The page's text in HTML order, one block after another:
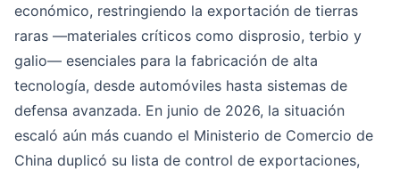
económico, restringiendo la exportación de tierras
raras —materiales críticos como disprosio, terbio y
galio— esenciales para la fabricación de alta
tecnología, desde automóviles hasta sistemas de
defensa avanzada. En junio de 2026, la situación
escaló aún más cuando el Ministerio de Comercio de
China duplicó su lista de control de exportaciones,